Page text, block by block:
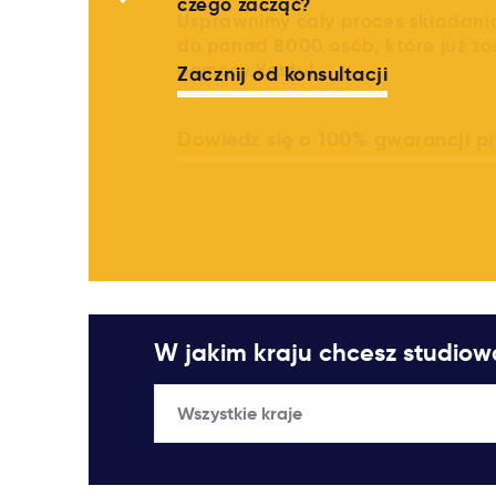
Zacznij od konsultacji
W jakim kraju chcesz